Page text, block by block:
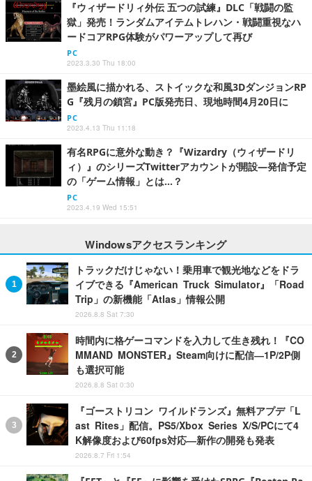
『ウィザードリィ外伝 五つの試練』DLC「戦闘の監
獄」発売！ランダムアイテムトレハン・戦闘重視なハ
ードコアRPG体験がパワーアップして再び
PC
2023.3.30 Thu 18:00
墨絵風に描かれる、ストイックな和風3DダンジョンRP
G『残月の鎖宮』PC版発売日、現地時間4月20日に
PC
2023.4.13 Thu 11:18
有名RPGに意外な動き？『Wizardry（ウィザードリ
ィ）』のシリーズTwitterアカウントが開設―発信予定
の「ゲーム情報」とは…？
PC
2023.4.19 Wed 15:51
Windowsアクセスランキング
トラックだけじゃない！乗用車で観光地などをドラ
イブできる『American Truck Simulator』「Road
Trip」の新機能「Atlas」情報公開
2026.8.8 Sat 7:30
時間内に格ゲーコマンドを入力して生き残れ！『CO
MMAND MONSTER』Steam向けに配信―1P/2P側
も選択可能
2026.8.8 Sat 0:30
『ゴーストリコン ワイルドランズ』無料アプデ「L
ast Rites」配信。PS5/Xbox Series X/S/PCにて4
K解像度および60fps対応―新作の開発も発表
2026.8.7 Fri 1:54